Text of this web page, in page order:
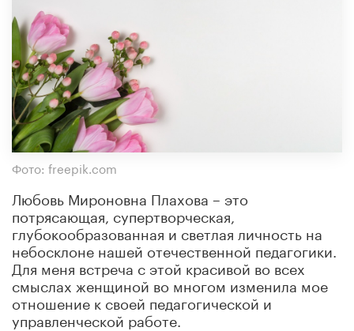
Фото: freepik.com
Любовь Мироновна Плахова – это
потрясающая, супертворческая,
глубокообразованная и светлая личность на
небосклоне нашей отечественной педагогики.
Для меня встреча с этой красивой во всех
смыслах женщиной во многом изменила мое
отношение к своей педагогической и
управленческой работе.